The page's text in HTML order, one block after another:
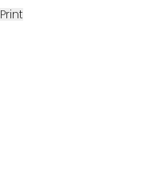
Print